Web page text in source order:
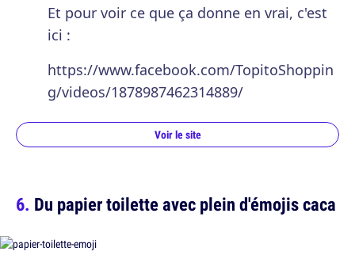
Et pour voir ce que ça donne en vrai, c'est
ici :
https://www.facebook.com/TopitoShoppin
g/videos/1878987462314889/
Voir le site
Du papier toilette avec plein d'émojis caca